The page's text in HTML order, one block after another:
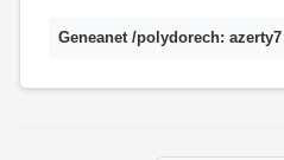
Geneanet /polydorech: azerty7